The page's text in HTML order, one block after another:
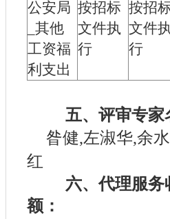
公安局
_其他
工资福
利支出
按招标
文件执
行
按招
文件
行
五、评审专家
昝健,左淑华,余
红
六、代理服
额：